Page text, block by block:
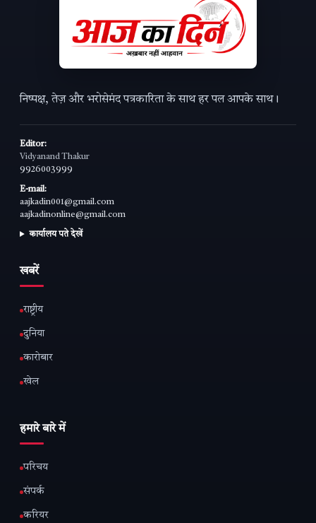
निष्पक्ष, तेज़ और भरोसेमंद पत्रकारिता के साथ हर पल आपके साथ।
Editor:
Vidyanand Thakur
9926003999
E-mail:
aajkadin001@gmail.com
aajkadinonline@gmail.com
कार्यालय पते देखें
खबरें
राष्ट्रीय
दुनिया
कारोबार
खेल
हमारे बारे में
परिचय
संपर्क
करियर